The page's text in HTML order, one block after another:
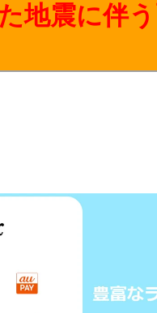
地震に伴